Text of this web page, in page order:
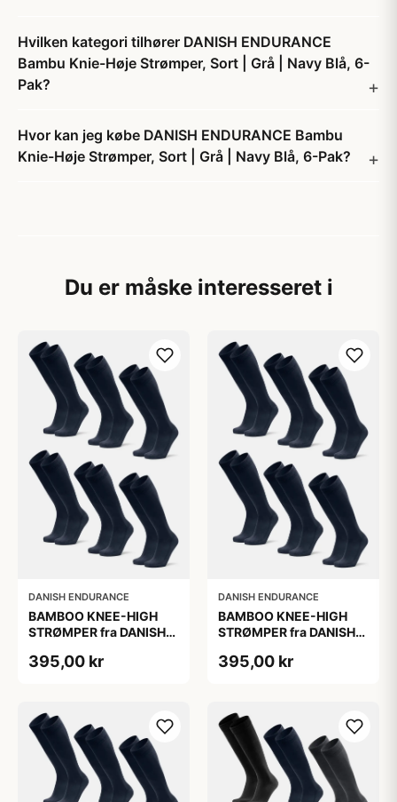
Hvilken kategori tilhører DANISH ENDURANCE
Bambu Knie-Høje Strømper, Sort | Grå | Navy Blå, 6-
Pak?
Hvor kan jeg købe DANISH ENDURANCE Bambu
Knie-Høje Strømper, Sort | Grå | Navy Blå, 6-Pak?
Du er måske interesseret i
DANISH ENDURANCE
BAMBOO KNEE-HIGH
STRØMPER fra DANISH
6-Pak, Knæhøj, Bambus,
OEKO-TEX® STANDARD
100 cert.
395,00 kr
DANISH ENDURANCE
BAMBOO KNEE-HIGH
STRØMPER fra DANISH
6-Pak, Knæhøj, Bambus,
OEKO-TEX® STANDARD
100 cert.
395,00 kr